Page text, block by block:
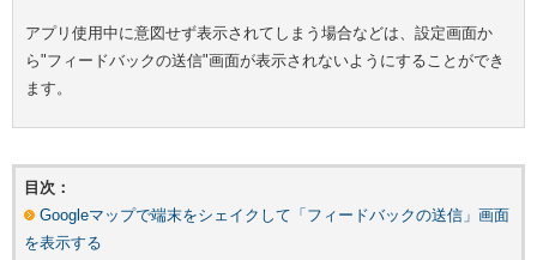
アプリ使用中に意図せず表示されてしまう場合などは、設定画面か
ら"フィードバックの送信"画面が表示されないようにすることができ
ます。
目次：
Googleマップで端末をシェイクして「フィードバックの送信」画面
を表示する